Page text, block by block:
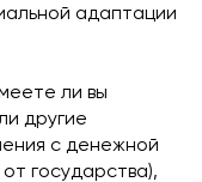
адаптации
ли вы
другие
с денежной
государства),